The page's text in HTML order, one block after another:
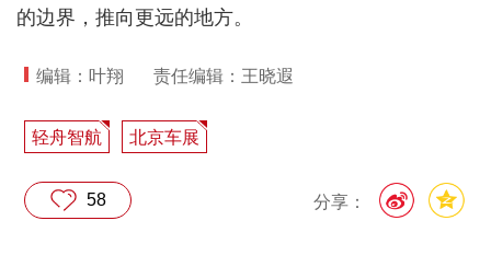
的边界，推向更远的地方。
编辑：叶翔 责任编辑：王晓遐
轻舟智航 北京车展
分享：
58